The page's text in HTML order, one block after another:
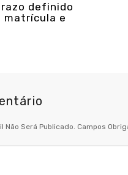
definido
matrícula e
Não Será Publicado. Campos